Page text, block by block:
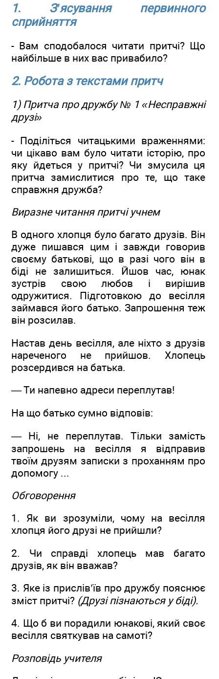
1. З’ясування первинного
сприйняття
- Вам сподобалося читати притчі? Що
найбільше в них вас привабило?
2. Робота з текстами притч
1) Притча про дружбу № 1 «Несправжні
друзі»
- Поділіться читацькими враженнями:
чи цікаво вам було читати історію, про
яку йдеться у притчі? Чи змусила ця
притча замислитися про те, що таке
справжня дружба?
Виразне читання притчі учнем
В одного хлопця було багато друзів. Він
дуже пишався цим і завжди говорив
своєму батькові, що в разі чого він в
біді не залишиться. Йшов час, юнак
зустрів свою любов і вирішив
одружитися. Підготовкою до весілля
займався його батько. Запрошення теж
він розсилав.
Настав день весілля, але ніхто з друзів
нареченого не прийшов. Хлопець
розсердився на батька.
— Ти напевно адреси переплутав!
На що батько сумно відповів:
— Ні, не переплутав. Тільки замість
запрошень на весілля я відправив
твоїм друзям записки з проханням про
допомогу ...
Обговорення
1. Як ви зрозуміли, чому на весілля
хлопця його друзі не прийшли?
2. Чи справді хлопець мав багато
друзів, як він вважав?
3. Яке із прислів’їв про дружбу пояснює
зміст притчі? (Друзі пізнаються у біді).
4. Що б ви порадили юнакові, який своє
весілля святкував на самоті?
Розповідь учителя